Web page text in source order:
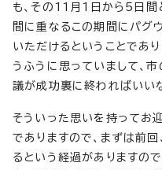
も、その11月1日から5日間
間に重なるこの期間にパグ
いただけるということであ
うふうに思っていまして、
議が成功裏に終わればいい
そういった思いを持ってお
でありますので、まずは前
るという経過がありますの